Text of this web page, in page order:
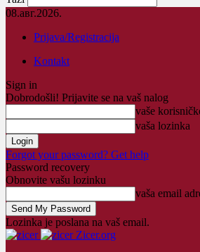
08.авг.2026.
Prijava/Registracija
Kontakt
Sign in
Dobrodošli! Prijavite se na vaš nalog
vaše
vaša lozinka
Forgot your password? Get help
Password recovery
Obnovite vašu lozinku
vaša email
Lozinka je poslana na vaš email.
Zicer.org